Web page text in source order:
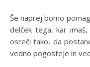
Še naprej bomo
delček tega, kar
osreči tako, da
vedno pogosteje in